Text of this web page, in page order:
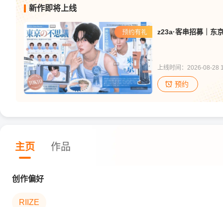
新作即将上线
上线时间：2026-08-28
预约
主页 作品
创作偏好
RIIZE